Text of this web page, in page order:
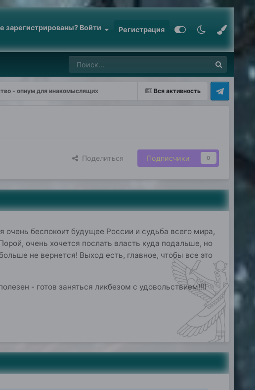
зарегистрированы? Войти Регистрация
Вся активность
- опиум для инакомыслящих
Поделиться Подписчики 0
беспокоит будущее России и судьба всего мира,
очень хочется послать власть куда подальше, но
не вернется! Выход есть, главное, чтобы все это
- готов заняться ликбезом с удовольствием!!!)